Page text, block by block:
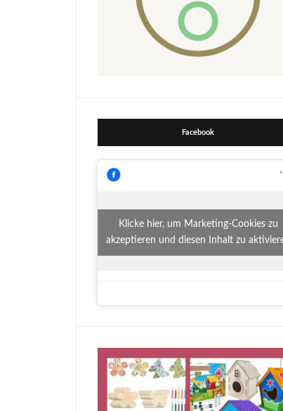
Facebook
Klicke hier, um Marketing-Cookies zu
akzeptieren und diesen Inhalt zu